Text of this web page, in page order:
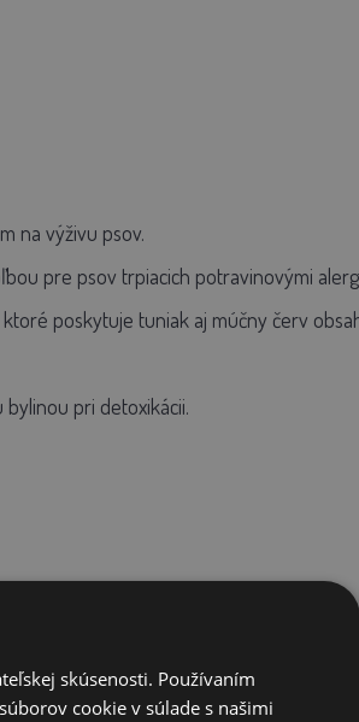
na výživu psov.
pre psov trpiacich potravinovými
poskytuje tuniak aj múčny červ
pri detoxikácii.
skúsenosti. Používaním
cookie v súlade s našimi